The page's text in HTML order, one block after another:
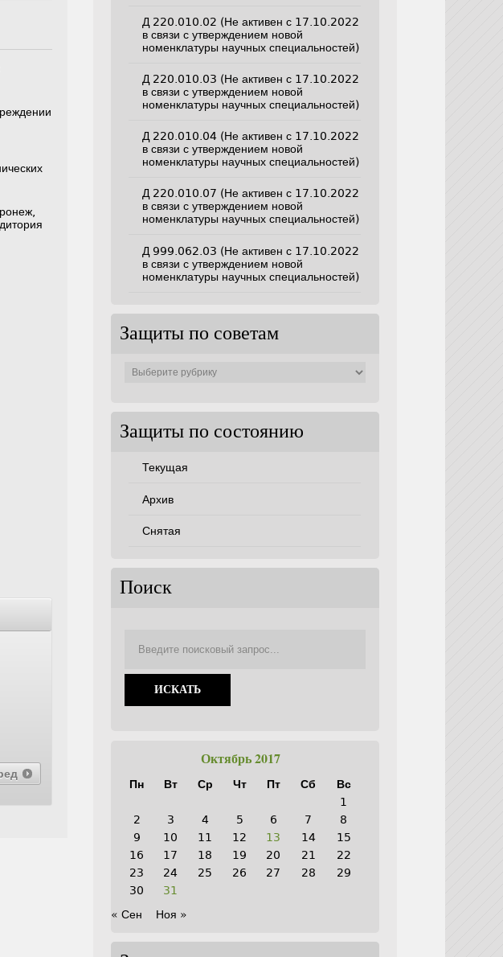
Д 220.010.02 (Не активен с 17.10.2022
в связи с утверждением новой
номенклатуры научных специальностей)
Д 220.010.03 (Не активен с 17.10.2022
в связи с утверждением новой
номенклатуры научных специальностей)
Д 220.010.04 (Не активен с 17.10.2022
в связи с утверждением новой
номенклатуры научных специальностей)
Д 220.010.07 (Не активен с 17.10.2022
в связи с утверждением новой
номенклатуры научных специальностей)
Д 999.062.03 (Не активен с 17.10.2022
в связи с утверждением новой
номенклатуры научных специальностей)
Защиты по советам
Защиты по состоянию
Текущая
Архив
Снятая
Поиск
Октябрь 2017
Пн Вт Ср Чт Пт Сб
Вс
1
2
3 4 5 6 7
8
9
10 11 12 13 14
15
16
17 18 19 20 21
22
23
24 25 26 27 28
29
30
31
« Сен
Ноя »